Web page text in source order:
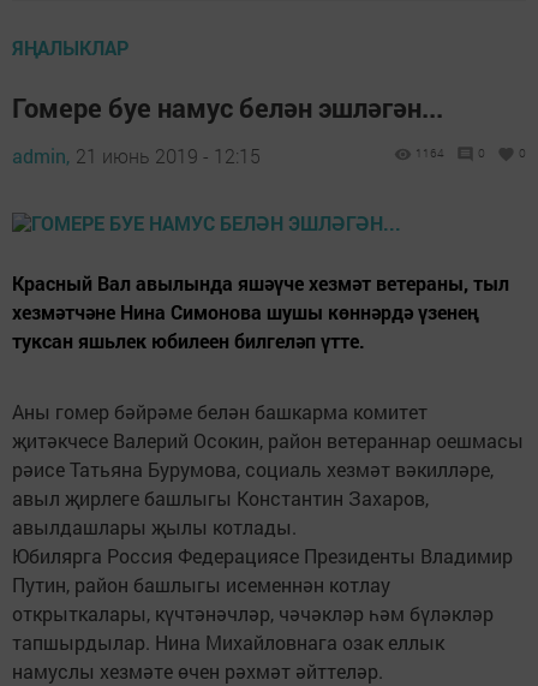
ЯҢАЛЫКЛАР
Гомере буе намус белән эшләгән...
admin, 21 июнь 2019 - 12:15 1164 0 0
Красный Вал авылында яшәүче хезмәт ветераны, тыл
хезмәтчәне Нина Симонова шушы көннәрдә үзенең
туксан яшьлек юбилеен билгеләп үтте.
Аны гомер бәйрәме белән башкарма комитет
җитәкчесе Валерий Осокин, район ветераннар оешмасы
рәисе Татьяна Бурумова, социаль хезмәт вәкилләре,
авыл җирлеге башлыгы Константин Захаров,
авылдашлары җылы котлады.
Юбилярга Россия Федерациясе Президенты Владимир
Путин, район башлыгы исеменнән котлау
открыткалары, күчтәнәчләр, чәчәкләр һәм бүләкләр
тапшырдылар. Нина Михайловнага озак еллык
намуслы хезмәте өчен рәхмәт әйттеләр.